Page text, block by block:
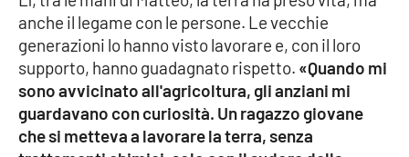
STREAMING
LaC TV
LaC Network
anche il legame con le persone. Le vecchie
generazioni lo hanno visto lavorare e, con il loro
supporto, hanno guadagnato rispetto. «Quando mi
sono avvicinato all'agricoltura, gli anziani mi
guardavano con curiosità. Un ragazzo giovane
che si metteva a lavorare la terra, senza